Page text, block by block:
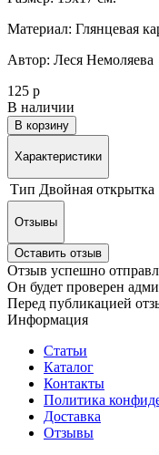
Материал: Глянцевая
Автор: Леся Немоляева
125 р
В наличии
В корзину
Характеристики
Тип Двойная открытка
Отзывы
Оставить отзыв
Отзыв успешно
Он будет проверен
Перед публикацией
Информация
Статьи
Каталог
Контакты
Политика
Доставка
Отзывы